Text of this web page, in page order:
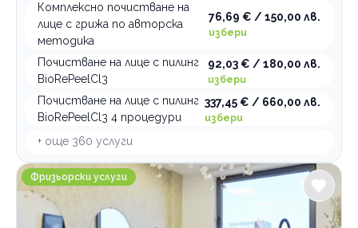
Комплексно почистване на
лице с грижа по авторска
методика
76,69 € / 150,00 лв.
избери
Почистване на лице с пилинг
BioRePeelCl3
92,03 € / 180,00 лв.
избери
Почистване на лице с пилинг
BioRePeelCl3 4 процедури
337,45 € / 660,00 лв.
избери
+ още 360 услуги
Donna D'Oro Hair Professional
Фризьорски услуги